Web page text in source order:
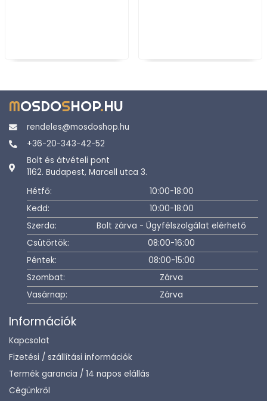
MOSDOSHOP.HU
rendeles@mosdoshop.hu
+36-20-343-42-52
Bolt és átvételi pont
1162. Budapest, Marcell utca 3.
Hétfő:
10:00-18:00
Kedd:
10:00-18:00
Szerda:
Bolt zárva - Ügyfélszolgálat elérhető
Csütörtök:
08:00-16:00
Péntek:
08:00-15:00
Szombat:
Zárva
Vasárnap:
Zárva
Információk
Kapcsolat
Fizetési / szállítási információk
Termék garancia / 14 napos elállás
Cégünkről